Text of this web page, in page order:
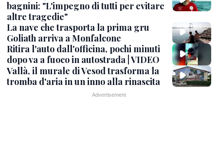
bagnini: "L'impegno di tutti per evitare
altre tragedie"
La nave che trasporta la prima gru
Goliath arriva a Monfalcone
Ritira l'auto dall'officina, pochi minuti
dopo va a fuoco in autostrada | VIDEO
Vallà, il murale di Vesod trasforma la
tromba d'aria in un inno alla rinascita